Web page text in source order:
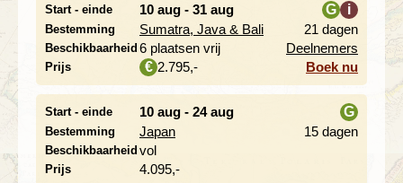
Start - einde 10 aug - 31 aug
Bestemming Sumatra, Java & Bali
G
i
21 dagen
Beschikbaarheid 6 plaatsen vrij Deelnemers
Prijs € 2.795,- Boek nu
Start - einde 10 aug - 24 aug
Bestemming Japan
G
15 dagen
Beschikbaarheid vol
Prijs 4.095,-